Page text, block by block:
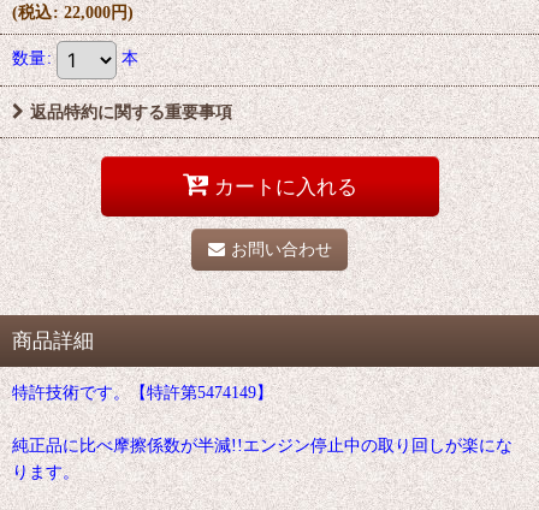
(税込: 22,000円)
数量: 本
返品特約に関する重要事項
カートに入れる
お問い合わせ
商品詳細
特許技術です。【特許第5474149】
純正品に比べ摩擦係数が半減!!エンジン停止中の取り回しが楽にな
ります。